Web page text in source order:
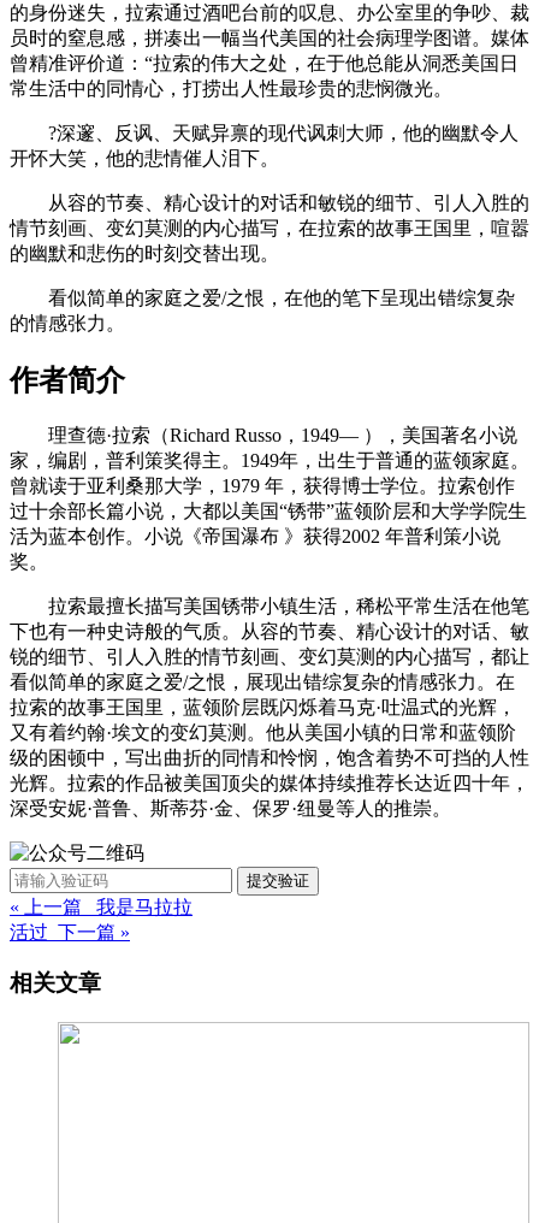
的身份迷失，拉索通过酒吧台前的叹息、办公室里的争吵、裁
员时的窒息感，拼凑出一幅当代美国的社会病理学图谱。媒体
曾精准评价道：“拉索的伟大之处，在于他总能从洞悉美国日
常生活中的同情心，打捞出人性最珍贵的悲悯微光。
?深邃、反讽、天赋异禀的现代讽刺大师，他的幽默令人
开怀大笑，他的悲情催人泪下。
从容的节奏、精心设计的对话和敏锐的细节、引人入胜的
情节刻画、变幻莫测的内心描写，在拉索的故事王国里，喧嚣
的幽默和悲伤的时刻交替出现。
看似简单的家庭之爱/之恨，在他的笔下呈现出错综复杂
的情感张力。
作者简介
理查德·拉索（Richard Russo，1949— ），美国著名小说
家，编剧，普利策奖得主。1949年，出生于普通的蓝领家庭。
曾就读于亚利桑那大学，1979 年，获得博士学位。拉索创作
过十余部长篇小说，大都以美国“锈带”蓝领阶层和大学学院生
活为蓝本创作。小说《帝国瀑布 》获得2002 年普利策小说
奖。
拉索最擅长描写美国锈带小镇生活，稀松平常生活在他笔
下也有一种史诗般的气质。从容的节奏、精心设计的对话、敏
锐的细节、引人入胜的情节刻画、变幻莫测的内心描写，都让
看似简单的家庭之爱/之恨，展现出错综复杂的情感张力。在
拉索的故事王国里，蓝领阶层既闪烁着马克·吐温式的光辉，
又有着约翰·埃文的变幻莫测。他从美国小镇的日常和蓝领阶
级的困顿中，写出曲折的同情和怜悯，饱含着势不可挡的人性
光辉。拉索的作品被美国顶尖的媒体持续推荐长达近四十年，
深受安妮·普鲁、斯蒂芬·金、保罗·纽曼等人的推崇。
提交验证
« 上一篇 我是马拉拉
活过 下一篇 »
相关文章